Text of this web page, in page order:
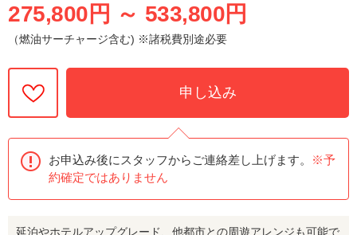
275,800円 ～ 533,800円
（燃油サーチャージ含む) ※諸税費別途必要
申し込み
お申込み後にスタッフからご連絡差し上げます。
※予
約確定ではありません
延泊やホテルアップグレード、他都市との周遊アレンジも可能で